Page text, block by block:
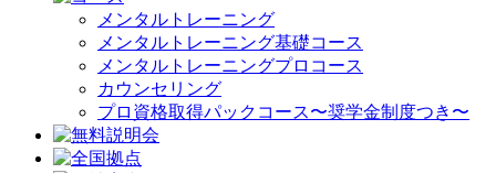
メンタルトレーニング
メンタルトレーニング基礎コース
メンタルトレーニングプロコース
カウンセリング
プロ資格取得パックコース〜奨学金制度つき〜